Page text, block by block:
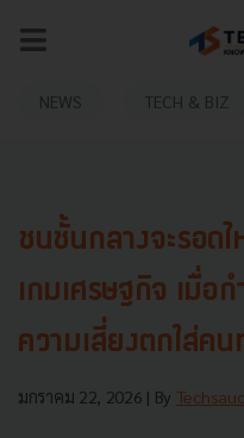
NEWS TECH & BIZ
ชนชั้นกลางจะรอด
เกมเศรษฐกิจ เมื่อ
ความเสี่ยงตกใส่คน
มกราคม 22, 2026 | By